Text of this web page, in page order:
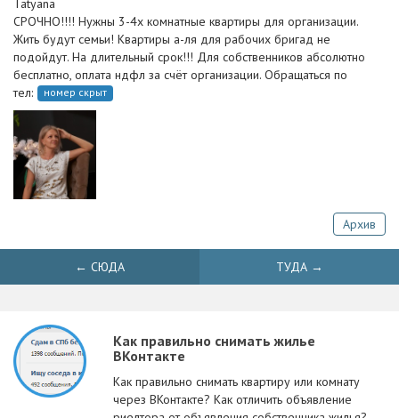
СРОЧНО!!!! Нужны 3-4х комнатные квартиры для организации.
Жить будут семьи! Квартиры а-ля для рабочих бригад не
подойдут. На длительный срок!!! Для собственников абсолютно
бесплатно, оплата ндфл за счёт организации. Обращаться по
тел:
номер скрыт
Архив
← СЮДА ТУДА →
Как правильно снимать жилье
ВКонтакте
Как правильно снимать квартиру или комнату
через ВКонтакте? Как отличить объявление